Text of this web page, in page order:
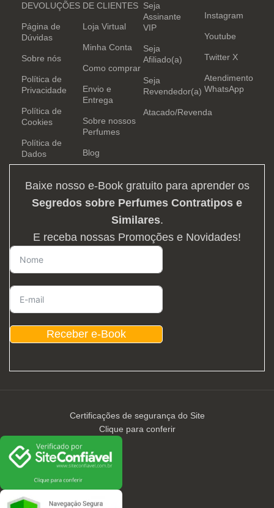
DEVOLUÇÕES
Página de
Dúvidas
Sobre nós
Política de
Privacidade
Política de
Cookies
Política de
Dados
DE CLIENTES
Loja Virtual
Minha Conta
Como comprar
Envio e
Entrega
Sobre nossos
Perfumes
Blog
Seja
Assinante
VIP
Seja
Afiliado(a)
Seja
Revendedor(a)
Atacado/Revenda
Instagram
Youtube
Twitter X
Atendimento
WhatsApp
Baixe nosso e-Book gratuito para aprender os
Segredos sobre Perfumes Contratipos e
Similares.
E receba nossas Promoções e Novidades!
Receber e-Book
Certificações de segurança do Site
Clique para conferir